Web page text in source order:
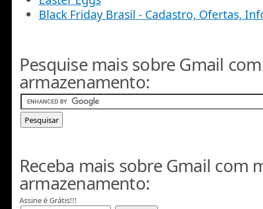
Black Friday Brasil - Cadastro, Ofertas,
Pesquise mais sobre Gmail
armazenamento:
Receba mais sobre Gmail com
armazenamento:
Assine é Grátis!!!